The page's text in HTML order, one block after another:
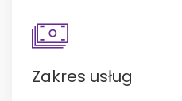
Zakres usług